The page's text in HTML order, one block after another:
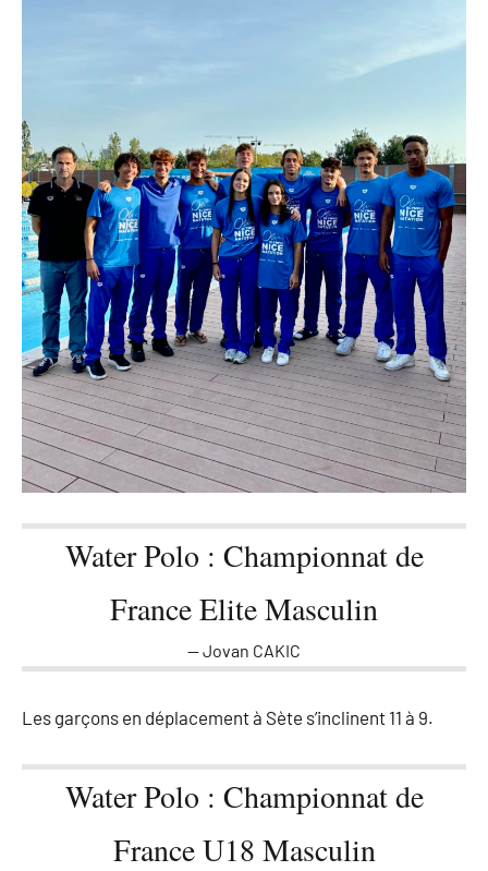
Water Polo : Championnat de
France Elite Masculin
Jovan CAKIC
Les garçons en déplacement à Sète s’inclinent 11 à 9.
Water Polo : Championnat de
France U18 Masculin